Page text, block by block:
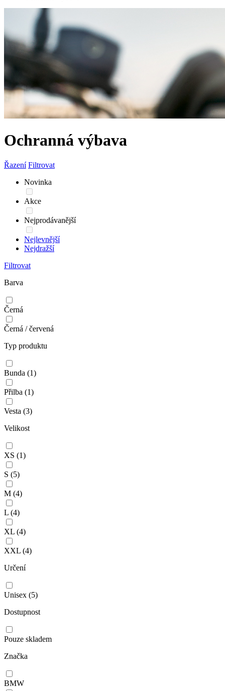
Ochranná výbava
Řazení Filtrovat
Novinka
Akce
Nejprodávanější
Nejlevnější
Nejdražší
Filtrovat
Barva
Černá
Černá / červená
Typ produktu
Bunda (1)
Přilba (1)
Vesta (3)
Velikost
XS (1)
S (5)
M (4)
L (4)
XL (4)
XXL (4)
Určení
Unisex (5)
Dostupnost
Pouze skladem
Značka
BMW